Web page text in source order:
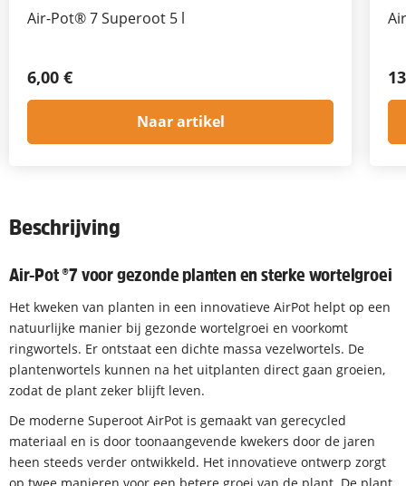
Air-Pot® 7 Superoot 5 l
6,00 €
Naar artikel
Beschrijving
Air-Pot ®7 voor gezonde planten en sterke wortelgroei
Het kweken van planten in een innovatieve AirPot helpt op een
natuurlijke manier bij gezonde wortelgroei en voorkomt
ringwortels. Er ontstaat een dichte massa vezelwortels. De
plantenwortels kunnen na het uitplanten direct gaan groeien,
zodat de plant zeker blijft leven.
De moderne Superoot AirPot is gemaakt van gerecycled
materiaal en is door toonaangevende kwekers door de jaren
heen steeds verder ontwikkeld. Het innovatieve ontwerp zorgt
op twee manieren voor een betere groei van de plant. De plant